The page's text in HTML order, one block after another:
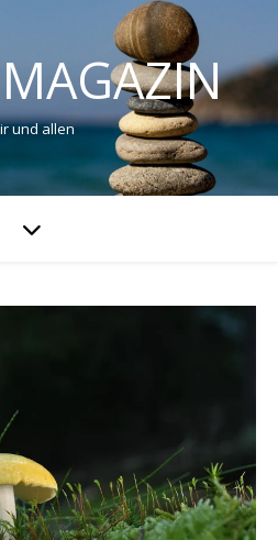
und allen